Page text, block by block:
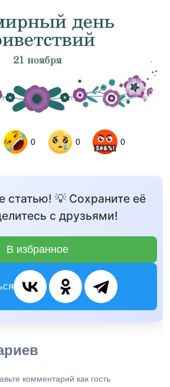
0 0 0
статью! 💡 Сохраните её
с друзьями!
В избранное
комментарий как гость